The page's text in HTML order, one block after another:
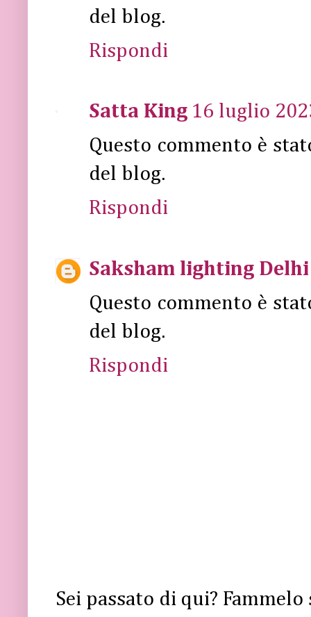
del blog.
Rispondi
Satta King 16 luglio
Questo commento è
del blog.
Rispondi
Saksham lighting Delhi
Questo commento è
del blog.
Rispondi
Sei passato di qui?